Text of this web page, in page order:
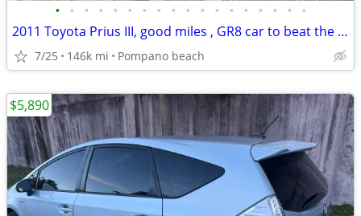
• • • • • • • • • • • • • • • • • •
2011 Toyota Prius III, good miles , GR8 car to beat the gas pumps with
7/25 146k mi Pompano beach
$5,890